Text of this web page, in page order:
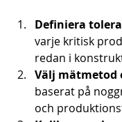
Definiera
varje kritisk
redan i
Välj
baserat på
och